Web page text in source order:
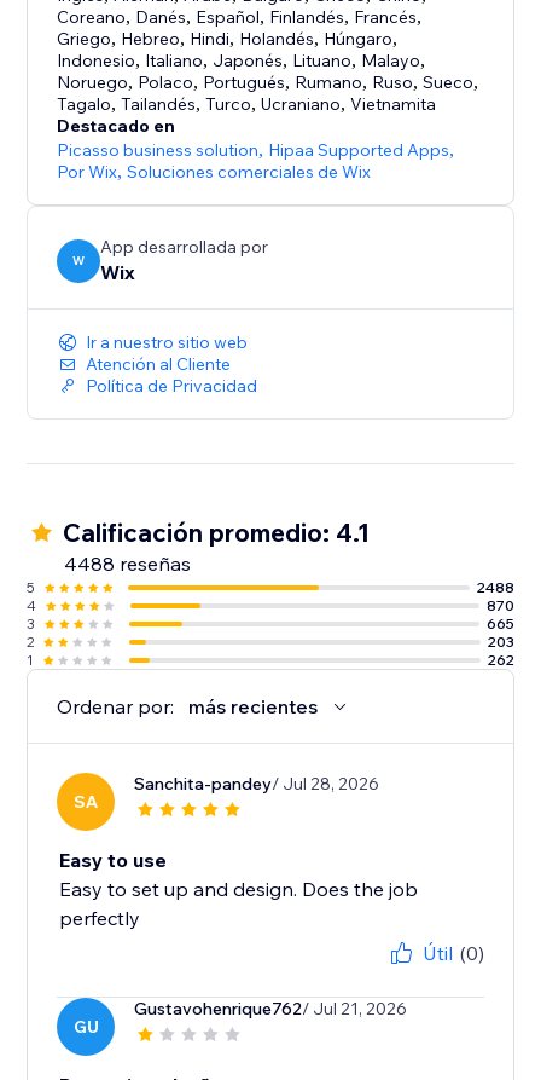
- Empieza a vender con la triangulación de envíos:
vende productos de proveedores que se encargan
del inventario y del cumplimiento por ti
- Vende en cualquier lugar: convierte los precios a
cualquier divisa, utiliza proveedores de envío
internacionales con tarifas específicas para cada
- Haz crecer tu negocio con la venta en múltiples
canales: vende en tu tienda online, en persona o en
canales como eBay y Amazon, mientras gestionas tu
inventario desde un solo lugar
automatizados cuando haya carritos abandonados,
programas de fidelización y más.
Coreano, Danés, Español, Finlandés, Francés,
Griego, Hebreo, Hindi, Holandés, Húngaro,
Indonesio, Italiano, Japonés, Lituano, Malayo,
Noruego, Polaco, Portugués, Rumano, Ruso,Sueco,
Tagalo,Tailandés,Turco,Ucraniano,Vietnamita
Destacado en
Picasso business solution, Hipaa Supported Apps,
Por Wix,Soluciones comerciales de Wix
W
App desarrollada por
Wix
Ir a nuestro sitio web
Atención al Cliente
Política de Privacidad
Calificación promedio: 4.1
4488 reseñas
5
2488
4
870
3
665
2
203
1
262
Ordenar por: más recientes
SA
Sanchita-pandey/ Jul 28, 2026
Easy to use
Easy to set up and design. Does the job
perfectly
Útil (0)
GU
Gustavohenrique762/ Jul 21, 2026